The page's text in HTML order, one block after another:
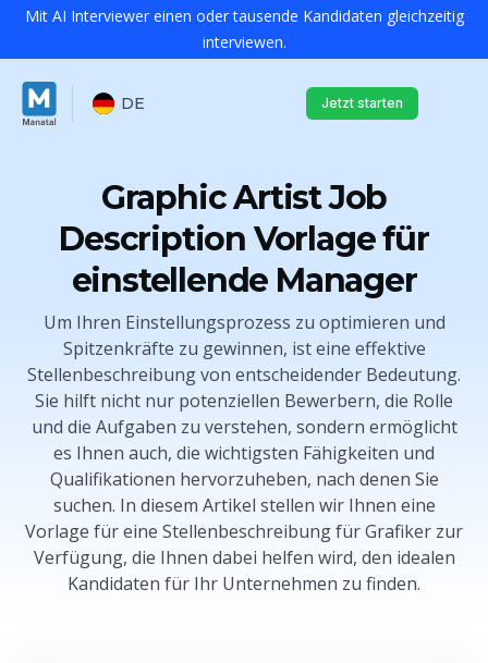
Mit AI Interviewer einen oder tausende Kandidaten gleichzeitig
interviewen.
DE Jetzt starten
Graphic Artist Job
Description Vorlage für
einstellende Manager
Um Ihren Einstellungsprozess zu optimieren und
Spitzenkräfte zu gewinnen, ist eine effektive
Stellenbeschreibung von entscheidender Bedeutung.
Sie hilft nicht nur potenziellen Bewerbern, die Rolle
und die Aufgaben zu verstehen, sondern ermöglicht
es Ihnen auch, die wichtigsten Fähigkeiten und
Qualifikationen hervorzuheben, nach denen Sie
suchen. In diesem Artikel stellen wir Ihnen eine
Vorlage für eine Stellenbeschreibung für Grafiker zur
Verfügung, die Ihnen dabei helfen wird, den idealen
Kandidaten für Ihr Unternehmen zu finden.